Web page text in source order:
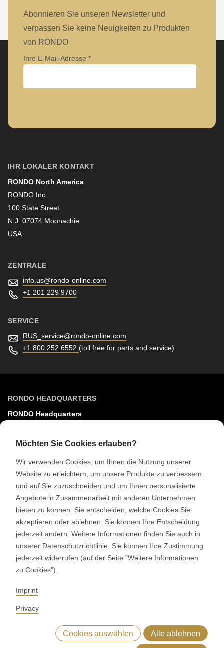
Abonnieren Sie unseren Newsletter und
verpassen Sie keine Neuigkeiten zu Produkten
von RONDO
Ihre E-Mail-Adresse
Nachname
IHR LOKALER KONTAKT
RONDO North America
RONDO Inc.
100 State Street
N.J. 07074 Moonachie
USA
ZENTRALE
info.us@rondo-online.com
+1 201 229 9700
SERVICE
RUS_service@rondo-online.com
+1 800 252 6552 (toll free for parts and service)
RONDO HEADQUARTERS
RONDO Headquarters
Heimiswilstrasse 42
Schweiz
SOCIAL MEDIA
LinkedIn
Youtube
Google Reviews
© 2026 RONDO BURGDORF AG
AGB ERSATZTEILE
DATENSCHUTZERKLÄRUNGIMPRESSUMWHISTLEBLOWING (IT)
Möchten Sie Cookies erlauben?
Wir verwenden Cookies, um Ihnen die Nutzung unserer
Website zu erleichtern, um unsere Produkte zu verbessern
und auf Sie zuzuschneiden und um Ihnen personalisierte
Angebote in Zusammenarbeit mit anderen Unternehmen
bieten zu können. Sie entscheiden, welche Cookies Sie
akzeptieren oder ablehnen. Sie können Ihre Entscheidung
jederzeit ändern. Weitere Informationen finden Sie auch in
unserer Datenschutzrichtlinie. Sie können Ihre Zustimmung
jederzeit widerrufen (auf der Seite "Weitere Informationen
zu Cookies").
Imprint
Privacy
Cookies auswählen Alle ablehnen